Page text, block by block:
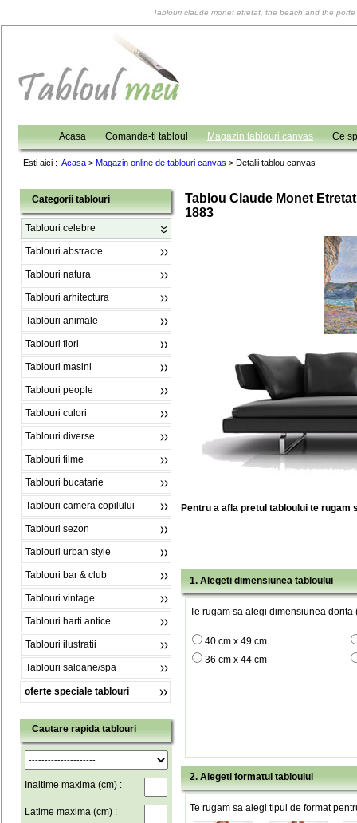
Tablouri claude monet etretat, the beach and the
Acasa Comanda-ti tabloul Magazin tablouri canvas Ce
Esti aici : Acasa > Magazin online de tablouri canvas > Detalii tablou canvas
Categorii tablouri
Tablouri celebre
Tablouri abstracte
Tablouri natura
Tablouri arhitectura
Tablouri animale
Tablouri flori
Tablouri masini
Tablouri people
Tablouri culori
Tablouri diverse
Tablouri filme
Tablouri bucatarie
Tablouri camera copilului
Tablouri sezon
Tablouri urban style
Tablouri bar & club
Tablouri vintage
Tablouri harti antice
Tablouri ilustratii
Tablouri saloane/spa
oferte speciale tablouri
Cautare rapida tablouri
Inaltime maxima (cm) :
Latime maxima (cm) :
Tablou Claude Monet
1883
Pentru a afla pretul tabloului te rugam
1. Alegeti dimensiunea tabloului
Te rugam sa alegi dimensiunea dorita
40 cm x 49 cm
36 cm x 44 cm
2. Alegeti formatul tabloului
Te rugam sa alegi tipul de format